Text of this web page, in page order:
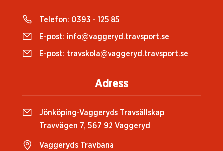
Telefon: 0393 - 125 85
E-post: info@vaggeryd.travsport.se
E-post: travskola@vaggeryd.travsport.se
Adress
Jönköping-Vaggeryds Travsällskap
Travvägen 7, 567 92 Vaggeryd
Vaggeryds Travbana